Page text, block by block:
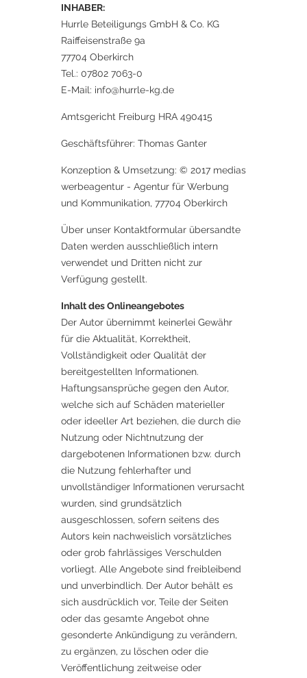
INHABER:
Hurrle Beteiligungs GmbH & Co. KG
Raiffeisenstraße 9a
77704 Oberkirch
Tel.: 07802 7063-0
E-Mail: info@hurrle-kg.de
Amtsgericht Freiburg HRA 490415
Geschäftsführer: Thomas Ganter
Konzeption & Umsetzung: © 2017 medias
werbeagentur - Agentur für Werbung
und Kommunikation, 77704 Oberkirch
Über unser Kontaktformular übersandte
Daten werden ausschließlich intern
verwendet und Dritten nicht zur
Verfügung gestellt.
Inhalt des Onlineangebotes
Der Autor übernimmt keinerlei Gewähr
für die Aktualität, Korrektheit,
Vollständigkeit oder Qualität der
bereitgestellten Informationen.
Haftungsansprüche gegen den Autor,
welche sich auf Schäden materieller
oder ideeller Art beziehen, die durch die
Nutzung oder Nichtnutzung der
dargebotenen Informationen bzw. durch
die Nutzung fehlerhafter und
unvollständiger Informationen verursacht
wurden, sind grundsätzlich
ausgeschlossen, sofern seitens des
Autors kein nachweislich vorsätzliches
oder grob fahrlässiges Verschulden
vorliegt. Alle Angebote sind freibleibend
und unverbindlich. Der Autor behält es
sich ausdrücklich vor, Teile der Seiten
oder das gesamte Angebot ohne
gesonderte Ankündigung zu verändern,
zu ergänzen, zu löschen oder die
Veröffentlichung zeitweise oder